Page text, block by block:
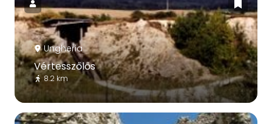
Ungheria
Vértesszőlős
8.2 km